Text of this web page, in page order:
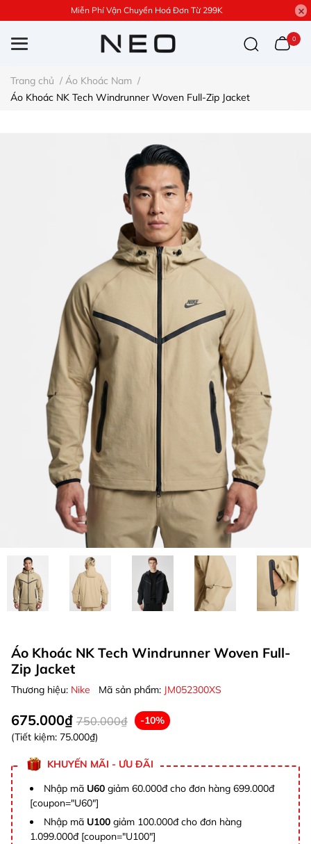
Miễn Phí Vận Chuyển Hoá Đơn Từ 299K
0
Trang chủ / Áo Khoác Nam /
Áo Khoác NK Tech Windrunner Woven Full-Zip Jacket
Áo Khoác NK Tech Windrunner Woven Full-
Zip Jacket
Thương hiệu: Nike Mã sản phẩm: JM052300XS
675.000₫ 750.000₫
-10%
(Tiết kiệm: 75.000₫)
KHUYẾN MÃI - ƯU ĐÃI
Nhập mã U60 giảm 60.000đ cho đơn hàng 699.000đ
[coupon="U60"]
Nhập mã U100 giảm 100.000đ cho đơn hàng
1.099.000đ [coupon="U100"]